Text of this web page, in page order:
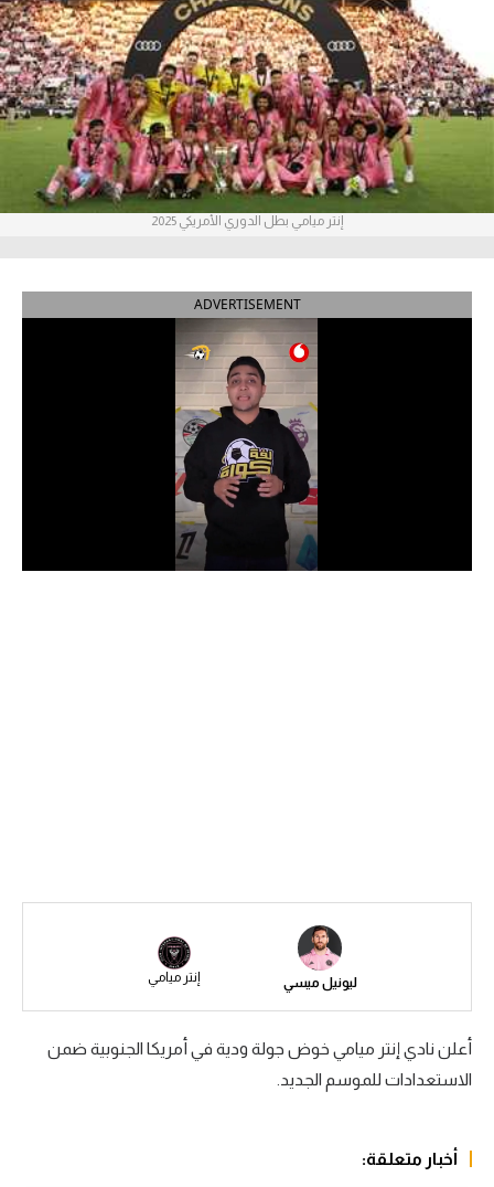
آراء حرة
ركن الألعاب
بطولات
أمريكا 2026
الدوري المصري
الدوري السعودي للمحترفين
الدوري الإنجليزي
دوري أبطال أوروبا
إنتر ميامي بطل الدوري الأمريكي 2025
ADVERTISEMENT
ليونيل ميسي إنتر ميامي
أعلن نادي إنتر ميامي خوض جولة ودية في أمريكا الجنوبية ضمن
الاستعدادات للموسم الجديد.
أخبار متعلقة: